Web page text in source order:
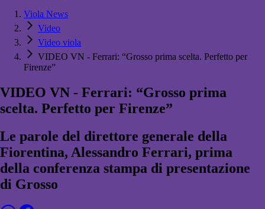
Viola News
Video
Video viola
VIDEO VN - Ferrari: “Grosso prima scelta. Perfetto per
Firenze”
VIDEO VN - Ferrari: “Grosso prima
scelta. Perfetto per Firenze”
Le parole del direttore generale della
Fiorentina, Alessandro Ferrari, prima
della conferenza stampa di presentazione
di Grosso